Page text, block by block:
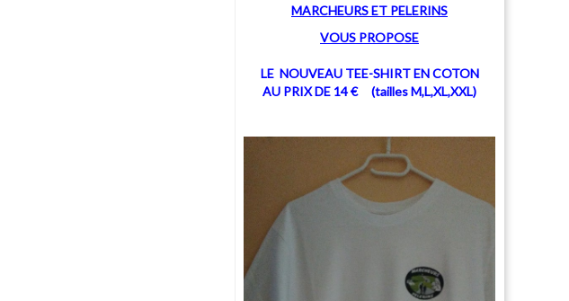
MARCHEURS ET PELERINS
VOUS PROPOSE
LE NOUVEAU TEE-SHIRT EN COTON
AU PRIX DE 14 € (tailles M,L,XL,XXL)